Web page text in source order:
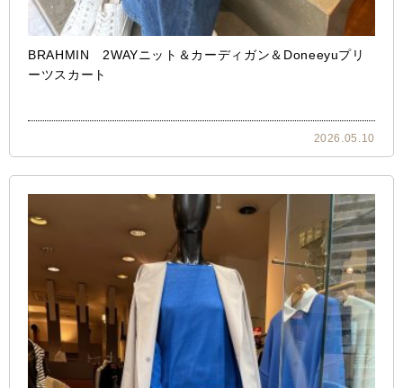
BRAHMIN 2WAYニット＆カーディガン＆Doneeyuプリ
ーツスカート
2026.05.10